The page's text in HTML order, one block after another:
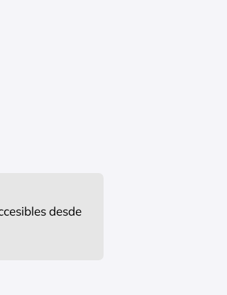
desde